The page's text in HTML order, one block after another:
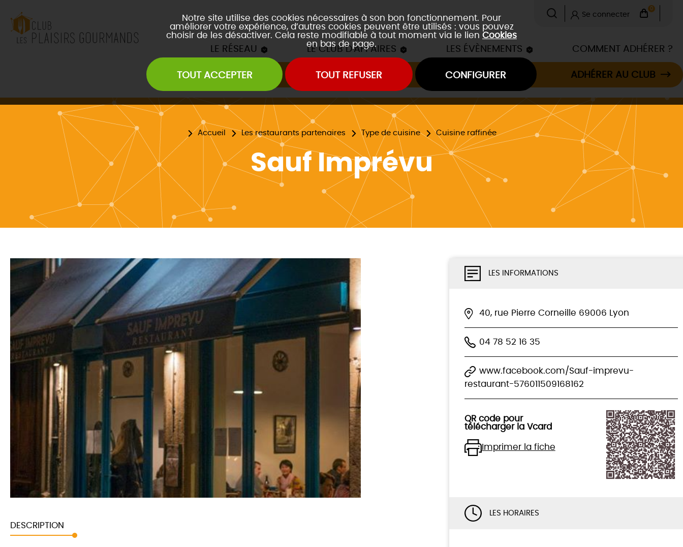
Notre site utilise des cookies nécessaires à son bon fonctionnement. Pour
améliorer votre expérience, d’autres cookies peuvent être utilisés : vous pouvez
choisir de les désactiver. Cela reste modifiable à tout moment via le lien Cookies
en bas de page.
TOUT ACCEPTER TOUT REFUSER CONFIGURER
0
Se connecter
LE RÉSEAU LE CLUB D'AFFAIRES LES ÉVÈNEMENTS
Les Afterwork du Club
Évènements Inter Club
Les mâchons du Club
Les event's "À la découverte de..."
COMMENT ADHÉRER ?
ADHÉRER AU CLUB
Accueil Les restaurants partenaires Type de cuisine Cuisine raffinée
Sauf Imprévu
LES INFORMATIONS
40, rue Pierre Corneille 69006 Lyon
04 78 52 16 35
www.facebook.com/Sauf-imprevu-
restaurant-576011509168162
QR code pour
télécharger la Vcard
Imprimer la fiche
LES HORAIRES
DESCRIPTION